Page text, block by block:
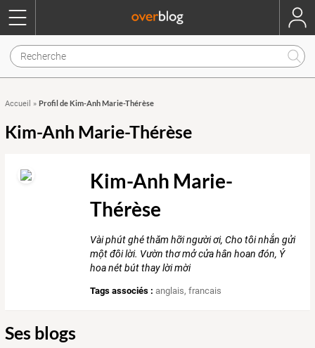
Accueil » Profil de Kim-Anh Marie-Thérèse
Kim-Anh Marie-Thérèse
Kim-Anh Marie-
Thérèse
Vài phút ghé thăm hỡi người ơi, Cho tôi nhắn gửi
một đôi lời. Vườn thơ mở cửa hân hoan đón, Ý
hoa nét bút thay lời mời
Tags associés : anglais,francais
Ses blogs